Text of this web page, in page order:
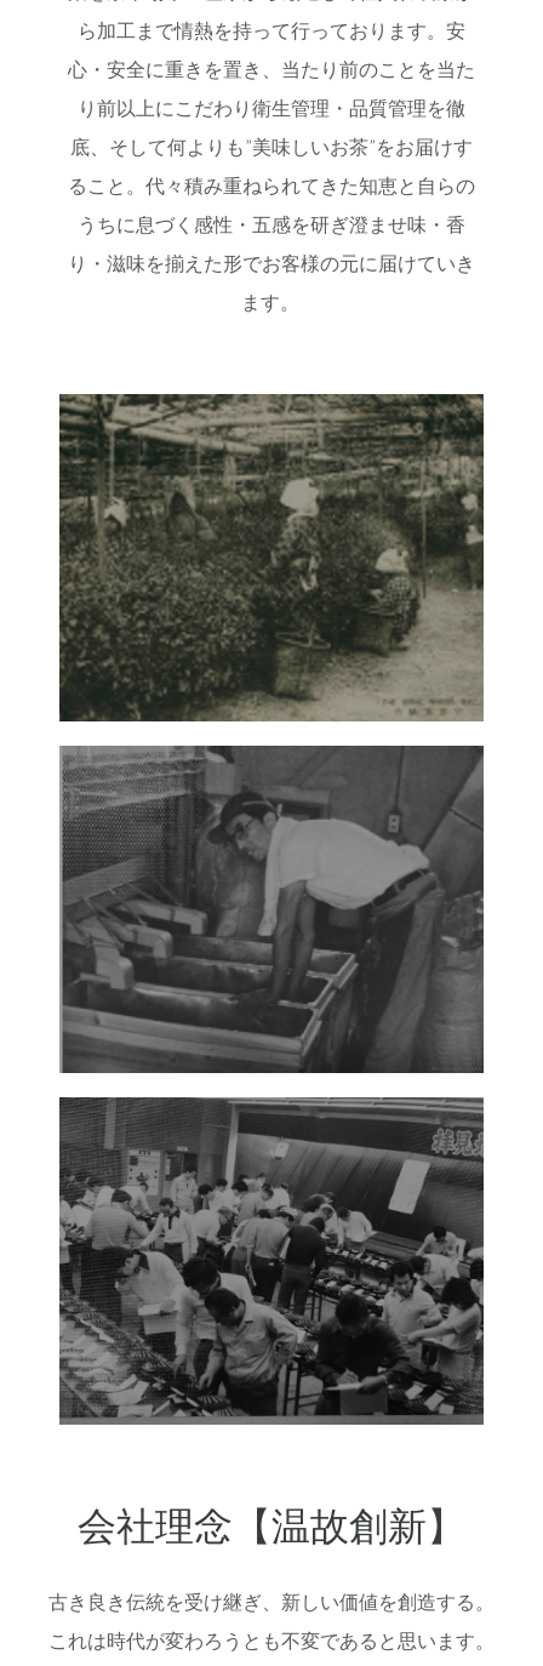
ら加工まで情熱を持って行っております。 安
心・安全に重きを置き、 当たり前のことを当た
り前以上にこだわり 衛生管理・品質管理を徹
底、 そして何よりも”美味しいお茶”をお届けす
ること。 代々積み重ねられてきた知恵と 自らの
うちに息づく感性・五感を研ぎ澄ませ味・香
り・滋味を揃えた形でお客様の元に届けていき
ます。
会社理念【温故創新】
古き良き伝統を受け継ぎ、新しい価値を創造する。
これは時代が変わろうとも不変であると思います。